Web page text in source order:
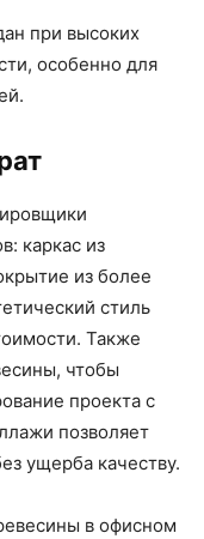
при высоких
особенно для
каркас из
из более
стиль
Также
чтобы
проекта с
позволяет
ущерба качеству.
в офисном